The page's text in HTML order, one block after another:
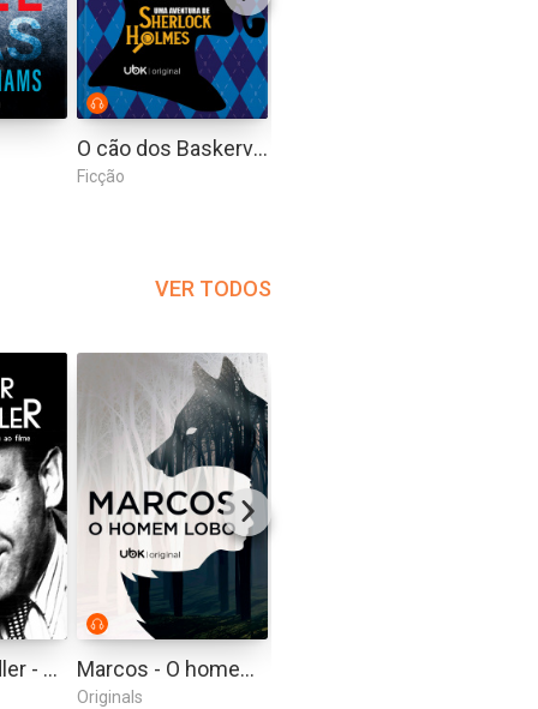
O cão dos Baskerville
Ficção
VER TODOS
Oskar Schindler - A História Que Deu Origem ao Filme Marcos - O homem lobo
Originals